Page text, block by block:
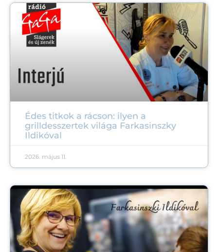
Édes titkok a rácson: ilyen a
grilldesszertek világa Farkasinszky
Ildikóval
2026. május 11.